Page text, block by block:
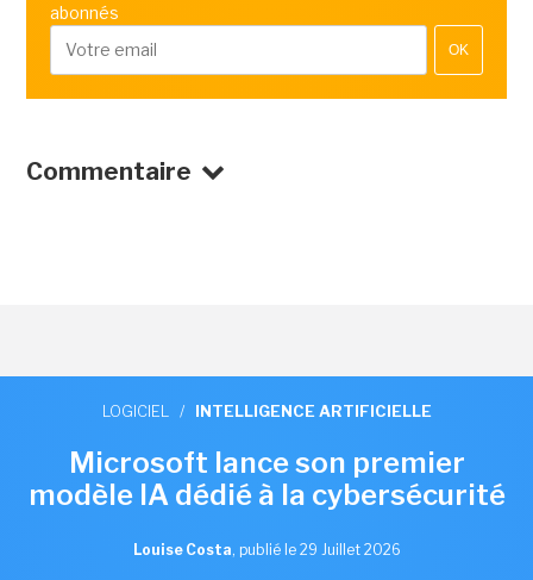
abonnés
OK
Commentaire
LOGICIEL / INTELLIGENCE ARTIFICIELLE
Microsoft lance son premier
modèle IA dédié à la cybersécurité
Louise Costa, publié le 29 Juillet 2026